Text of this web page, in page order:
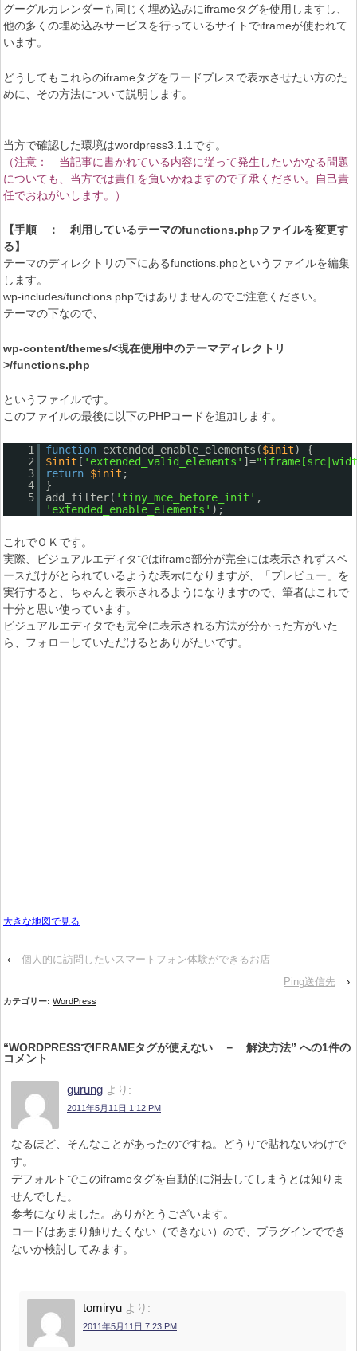
グーグルカレンダーも同じく埋め込みにiframeタグを使用しますし、
他の多くの埋め込みサービスを行っているサイトでiframeが使われて
います。
どうしてもこれらのiframeタグをワードプレスで表示させたい方のた
めに、その方法について説明します。
当方で確認した環境はwordpress3.1.1です。
（注意： 当記事に書かれている内容に従って発生したいかなる問題
についても、当方では責任を負いかねますので了承ください。自己責
任でおねがいします。）
【手順 ： 利用しているテーマのfunctions.phpファイルを変更す
る】
テーマのディレクトリの下にあるfunctions.phpというファイルを編集
します。
wp-includes/functions.phpではありませんのでご注意ください。
テーマの下なので、
wp-content/themes/<現在使用中のテーマディレクトリ
>/functions.php
というファイルです。
このファイルの最後に以下のPHPコードを追加します。
1 function extended_enable_elements($init) {
2
$init [ 'extended_valid_elements' ]=
3
return $init ;
4
}
5
add_filter( 'tiny_mce_before_init' ,
'extended_enable_elements' );
これでＯＫです。
実際、ビジュアルエディタではiframe部分が完全には表示されずスペ
ースだけがとられているような表示になりますが、「プレビュー」を
実行すると、ちゃんと表示されるようになりますので、筆者はこれで
十分と思い使っています。
ビジュアルエディタでも完全に表示される方法が分かった方がいた
ら、フォローしていただけるとありがたいです。
大きな地図で見る
‹
個人的に訪問したいスマートフォン体験ができるお店
Ping送信先
›
カテゴリー: WordPress
“WORDPRESSでIFRAMEタグが使えない － 解決方法” への1件の
コメント
gurung より:
2011年5月11日 1:12 PM
なるほど、そんなことがあったのですね。どうりで貼れないわけで
す。
デフォルトでこのiframeタグを自動的に消去してしまうとは知りま
せんでした。
参考になりました。ありがとうございます。
コードはあまり触りたくない（できない）ので、プラグインででき
ないか検討してみます。
tomiryu より:
2011年5月11日 7:23 PM